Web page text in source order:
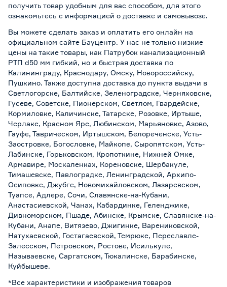
получить товар удобным для вас способом, для этого
ознакомьтесь с информацией о доставке и самовывозе.
Вы можете сделать заказ и оплатить его онлайн на
официальном сайте Бауцентр. У нас не только низкие
цены на такие товары, как Патрубок канализационный
РТП d50 мм гибкий, но и быстрая доставка по
Калининграду, Краснодару, Омску, Новороссийску,
Пушкино. Также доступна доставка до пункта выдачи в
Светлогорске, Балтийске, Зеленоградске, Черняховске,
Гусеве, Советске, Пионерском, Светлом, Гвардейске,
Кормиловке, Каличинске, Татарске, Розовке, Иртыше,
Черлаке, Красном Яре, Любинском, Марьяновке, Азово,
Гауфе, Таврическом, Иртышском, Белореченске, Усть-
Заостровке, Богословке, Майкопе, Сыропятском, Усть-
Лабинске, Горьковском, Кропоткине, Нижней Омке,
Армавире, Москаленках, Кореновске, Шербакуле,
Тимашевске, Павлоградке, Ленинградской, Архипо-
Осиповке, Джубге, Новомихайловском, Лазаревском,
Туапсе, Адлере, Сочи, Славянске-на-Кубани,
Анастасиевской, Чанах, Кабардинке, Геленджике,
Дивноморском, Пшаде, Абинске, Крымске, Славянске-на-
Кубани, Анапе, Витязево, Джигинке, Варениковской,
Натухаевской, Гостагаевской, Темрюке, Переславле-
Залесском, Петровском, Ростове, Исилькуле,
Называевске, Саргатском, Тюкалинске, Барабинске,
Куйбышеве.
*Все характеристики и изображения товаров